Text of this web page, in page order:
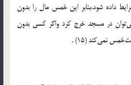
داده شود،بنابر اين خمس مال را بدون
در مسجد خرج كرد واگر كسى بدون
نمى‌كند (15) .